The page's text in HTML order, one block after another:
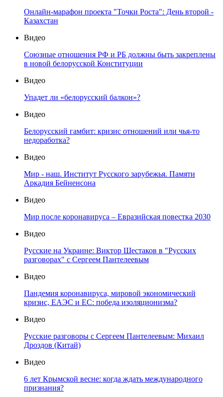
Онлайн-марафон проекта "Точки Роста": День второй -
Казахстан
Видео
Союзные отношения РФ и РБ должны быть закреплены
в новой белорусской Конституции
Видео
Упадет ли «белорусский балкон»?
Видео
Белорусский гамбит: кризис отношений или чья-то
недоработка?
Видео
Мир - наш. Институт Русского зарубежья. Памяти
Аркадия Бейненсона
Видео
Мир после коронавируса – Евразийская повестка 2030
Видео
Русские на Украине: Виктор Шестаков в "Русских
разговорах" с Сергеем Пантелеевым
Видео
Пандемия коронавируса, мировой экономический
кризис, ЕАЭС и ЕС: победа изоляционизма?
Видео
Русские разговоры с Сергеем Пантелеевым: Михаил
Дроздов (Китай)
Видео
6 лет Крымской весне: когда ждать международного
признания?